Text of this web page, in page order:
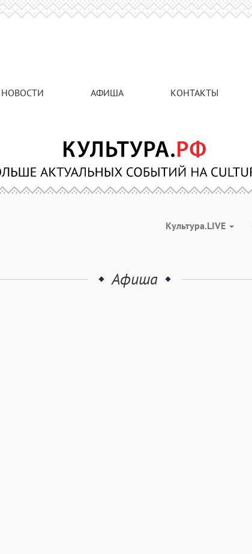
НОВОСТИ АФИША КОНТАКТЫ
Культура.LIVE
Афиша